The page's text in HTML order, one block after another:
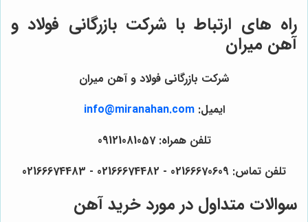
راه های ارتباط باشرکت بازرگانی فولاد و
آهن میران
شرکت بازرگانی فولاد و آهن میران
ایمیل:info@miranahan.com
تلفن همراه: 09121081057
تلفن تماس: 02166670609 - 02166674482 - 02166674483
سوالات متداول در مورد خرید آهن